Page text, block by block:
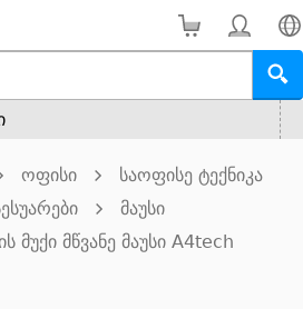
ოფისი
საოფისე ტექნიკა
მაუსი
მუქი მწვანე მაუსი A4tech